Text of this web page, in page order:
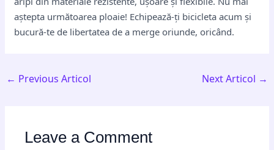
aștepta următoarea ploaie! Echipează-ți bicicleta acum și
bucură-te de libertatea de a merge oriunde, oricând.
← Previous Articol Next Articol →
Leave a Comment